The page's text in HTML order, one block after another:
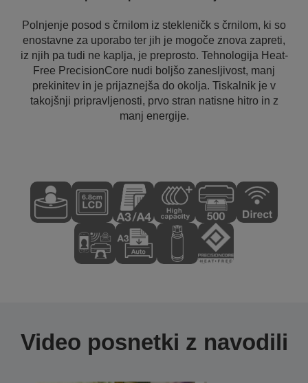
Polnjenje posod s črnilom iz stekleničk s črnilom, ki so
enostavne za uporabo ter jih je mogoče znova zapreti,
iz njih pa tudi ne kaplja, je preprosto. Tehnologija Heat-
Free PrecisionCore nudi boljšo zanesljivost, manj
prekinitev in je prijaznejša do okolja. Tiskalnik je v
takojšnji pripravljenosti, prvo stran natisne hitro in z
manj energije.
Video posnetki z navodili